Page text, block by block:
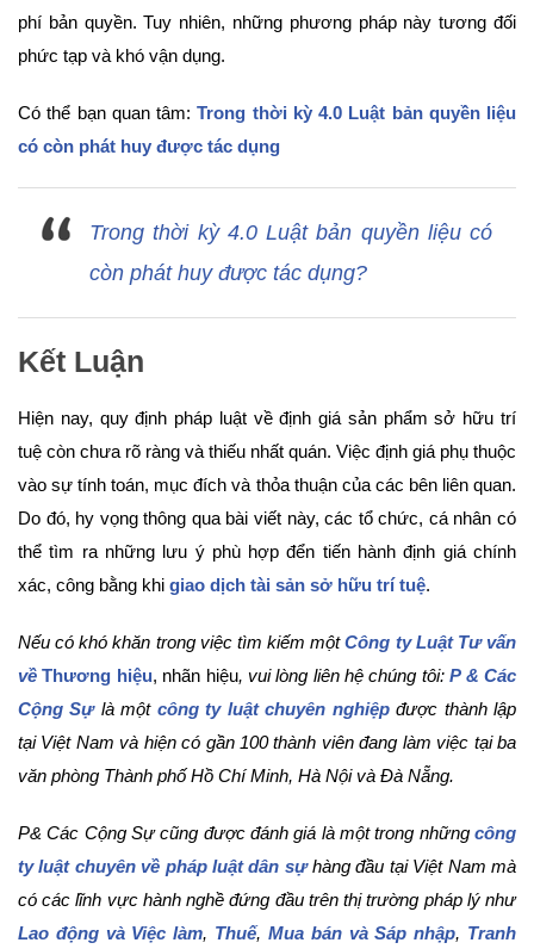
phí bản quyền. Tuy nhiên, những phương pháp này tương đối
phức tạp và khó vận dụng.
Có thể bạn quan tâm:Trong thời kỳ 4.0 Luật bản quyền liệu
có còn phát huy được tác dụng
Trong thời kỳ 4.0 Luật bản quyền liệu có
còn phát huy được tác dụng?
Kết Luận
Hiện nay, quy định pháp luật về định giá sản phẩm sở hữu trí
tuệ còn chưa rõ ràng và thiếu nhất quán. Việc định giá phụ thuộc
vào sự tính toán, mục đích và thỏa thuận của các bên liên quan.
Do đó, hy vọng thông qua bài viết này, các tổ chức, cá nhân có
thể tìm ra những lưu ý phù hợp đển tiến hành định giá chính
xác, công bằng khi giao dịch tài sản sở hữu trí tuệ.
Nếu có khó khăn trong việc tìm kiếm mộtCông ty Luật Tư vấn
vềThương hiệu, nhãn hiệu, vui lòng liên hệ chúng tôi:P & Các
Cộng Sựlà một công ty luật chuyên nghiệpđược thành lập
tại Việt Nam và hiện có gần 100 thành viên đang làm việc tại ba
văn phòng Thành phố Hồ Chí Minh, Hà Nội và Đà Nẵng.
P& Các Cộng Sự cũng được đánh giá là một trong những công
ty luật chuyên về pháp luật dân sựhàng đầu tại Việt Nam mà
có các lĩnh vực hành nghề đứng đầu trên thị trường pháp lý như
Lao động và Việc làm, Thuế, Mua bán và Sáp nhập, Tranh